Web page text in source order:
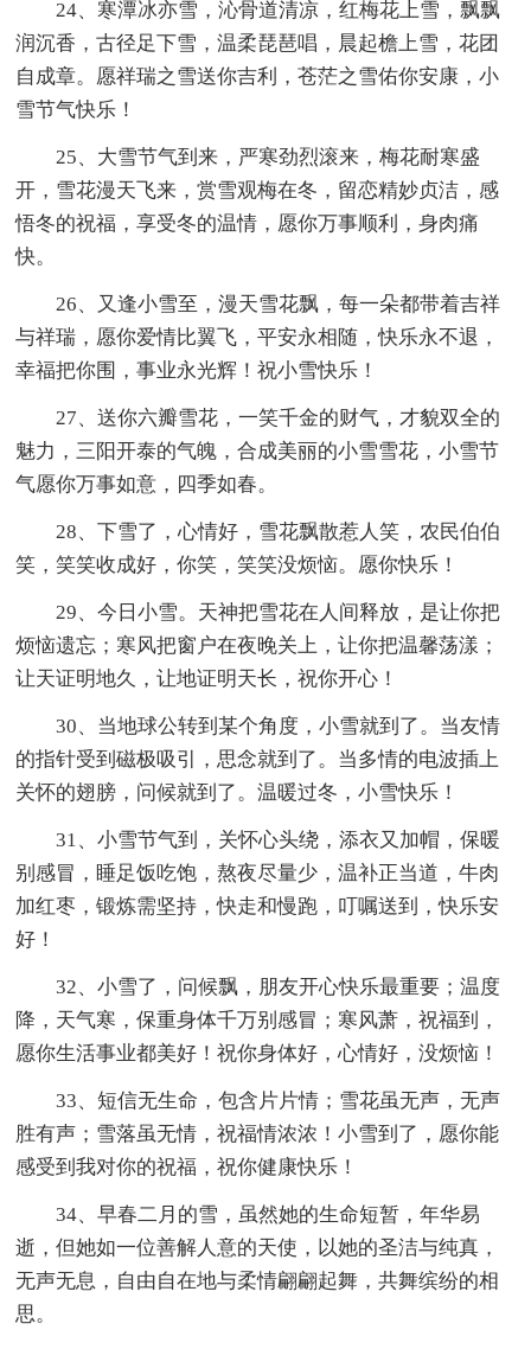
24、寒潭冰亦雪，沁骨道清凉，红梅花上雪，飘飘
润沉香，古径足下雪，温柔琵琶唱，晨起檐上雪，花团
自成章。愿祥瑞之雪送你吉利，苍茫之雪佑你安康，小
雪节气快乐！
25、大雪节气到来，严寒劲烈滚来，梅花耐寒盛
开，雪花漫天飞来，赏雪观梅在冬，留恋精妙贞洁，感
悟冬的祝福，享受冬的温情，愿你万事顺利，身肉痛
快。
26、又逢小雪至，漫天雪花飘，每一朵都带着吉祥
与祥瑞，愿你爱情比翼飞，平安永相随，快乐永不退，
幸福把你围，事业永光辉！祝小雪快乐！
27、送你六瓣雪花，一笑千金的财气，才貌双全的
魅力，三阳开泰的气魄，合成美丽的小雪雪花，小雪节
气愿你万事如意，四季如春。
28、下雪了，心情好，雪花飘散惹人笑，农民伯伯
笑，笑笑收成好，你笑，笑笑没烦恼。愿你快乐！
29、今日小雪。天神把雪花在人间释放，是让你把
烦恼遗忘；寒风把窗户在夜晚关上，让你把温馨荡漾；
让天证明地久，让地证明天长，祝你开心！
30、当地球公转到某个角度，小雪就到了。当友情
的指针受到磁极吸引，思念就到了。当多情的电波插上
关怀的翅膀，问候就到了。温暖过冬，小雪快乐！
31、小雪节气到，关怀心头绕，添衣又加帽，保暖
别感冒，睡足饭吃饱，熬夜尽量少，温补正当道，牛肉
加红枣，锻炼需坚持，快走和慢跑，叮嘱送到，快乐安
好！
32、小雪了，问候飘，朋友开心快乐最重要；温度
降，天气寒，保重身体千万别感冒；寒风萧，祝福到，
愿你生活事业都美好！祝你身体好，心情好，没烦恼！
33、短信无生命，包含片片情；雪花虽无声，无声
胜有声；雪落虽无情，祝福情浓浓！小雪到了，愿你能
感受到我对你的祝福，祝你健康快乐！
34、早春二月的雪，虽然她的生命短暂，年华易
逝，但她如一位善解人意的天使，以她的圣洁与纯真，
无声无息，自由自在地与柔情翩翩起舞，共舞缤纷的相
思。